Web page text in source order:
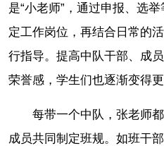
是“小老师”，通过申报、选
定工作岗位，再结合日常的
行指导。提高中队干部、成
荣誉感，学生们也逐渐变得更
每带一个中队，张老师
成员共同制定班规。如班干